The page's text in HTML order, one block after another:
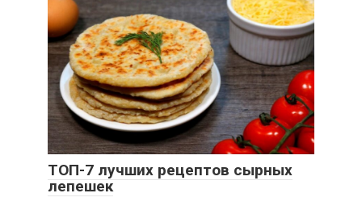
ТОП-7 лучших рецептов сырных
лепешек